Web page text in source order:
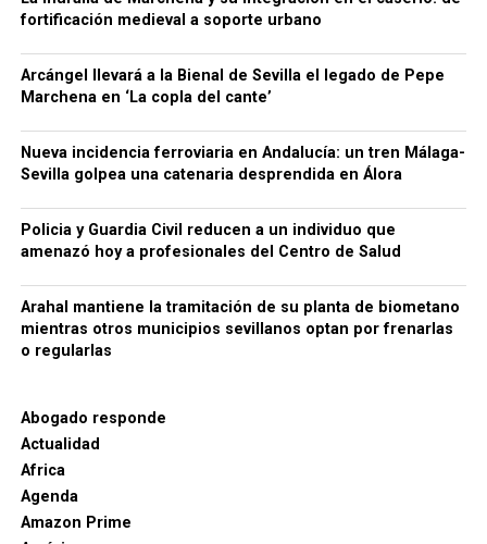
Una cuestión pendiente: medir
las diferencias de cota
El estudio arqueológico de Bellido confirma que la
topografía desempeñó un papel importante desde la
construcción inicial de la fortificación. También
demuestra la existencia de rellenos, niveles de
embargo, no existe en los trabajos consultados una
medición sistemática de la diferencia de cota entre
ambos lados de todo el recinto amurallado.
sería un campo de investigación especialmente útil.
competencia desleal dentro del sector.
Para dificultar el seguimiento de las operaciones, la
organización habría empleado además sociedades
siempre según la investigación policial y tributaria.
Conviene mantener esta precisión: los hechos se
encuentran todavía dentro de un procedimiento
judicial y las personas investigadas conservan su
presunción de inocencia mientras no exista una
resolución judicial firme.
66.000 euros, relojes de lujo y bienes
La actuación policial ha permitido bloquear 35
cuentas bancarias vinculadas a la investigación y
solicitar judicialmente el embargo de once
inmuebles. En domicilios relacionados con uno de
los principales investigados fueron intervenidos
fortificación medieval a soporte urbano
Arcángel llevará a la Bienal de Sevilla el legado de Pepe
Marchena en ‘La copla del cante’
Nueva incidencia ferroviaria en Andalucía: un tren Málaga-
Sevilla golpea una catenaria desprendida en Álora
Policia y Guardia Civil reducen a un individuo que
amenazó hoy a profesionales del Centro de Salud
Arahal mantiene la tramitación de su planta de biometano
mientras otros municipios sevillanos optan por frenarlas
o regularlas
Abogado responde
Actualidad
Africa
Agenda
Amazon Prime